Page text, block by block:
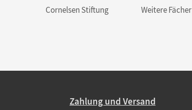
Cornelsen Stiftung
Weitere Fächer
Zahlung und Versand